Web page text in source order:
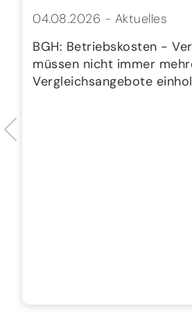
04.08.2026 - Aktuelles
BGH: Betriebskosten -
müssen nicht immer
Vergleichsangebote